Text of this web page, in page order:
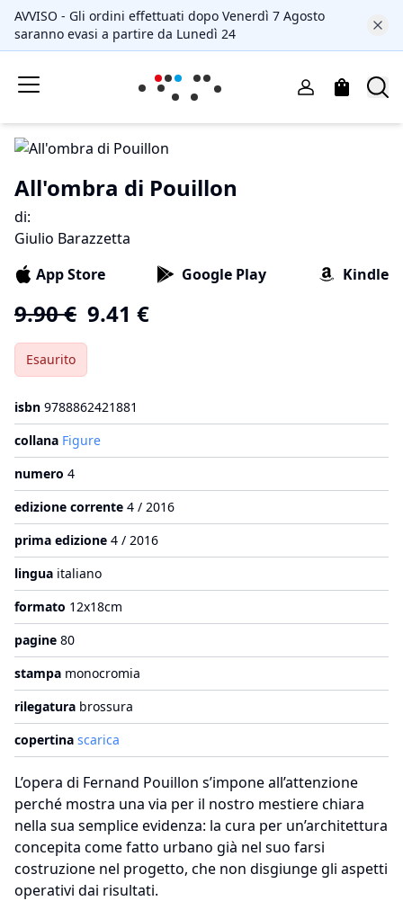
AVVISO - Gli ordini effettuati dopo Venerdì 7 Agosto
saranno evasi a partire da Lunedì 24
All'ombra di Pouillon
di:
Giulio Barazzetta
App Store
Google Play Kindle
9.90€ 9.41 €
Esaurito
isbn 9788862421881
collana Figure
numero 4
edizione corrente 4 / 2016
prima edizione 4 / 2016
lingua italiano
formato 12x18cm
pagine 80
stampa monocromia
rilegatura brossura
copertina scarica
L’opera di Fernand Pouillon s’impone all’attenzione
perché mostra una via per il nostro mestiere chiara
nella sua semplice evidenza: la cura per un’architettura
concepita come fatto urbano già nel suo farsi
costruzione nel progetto, che non disgiunge gli aspetti
operativi dai risultati.